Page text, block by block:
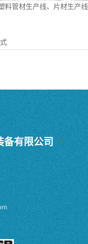
料管材生产线、 片材生产线
有限公司